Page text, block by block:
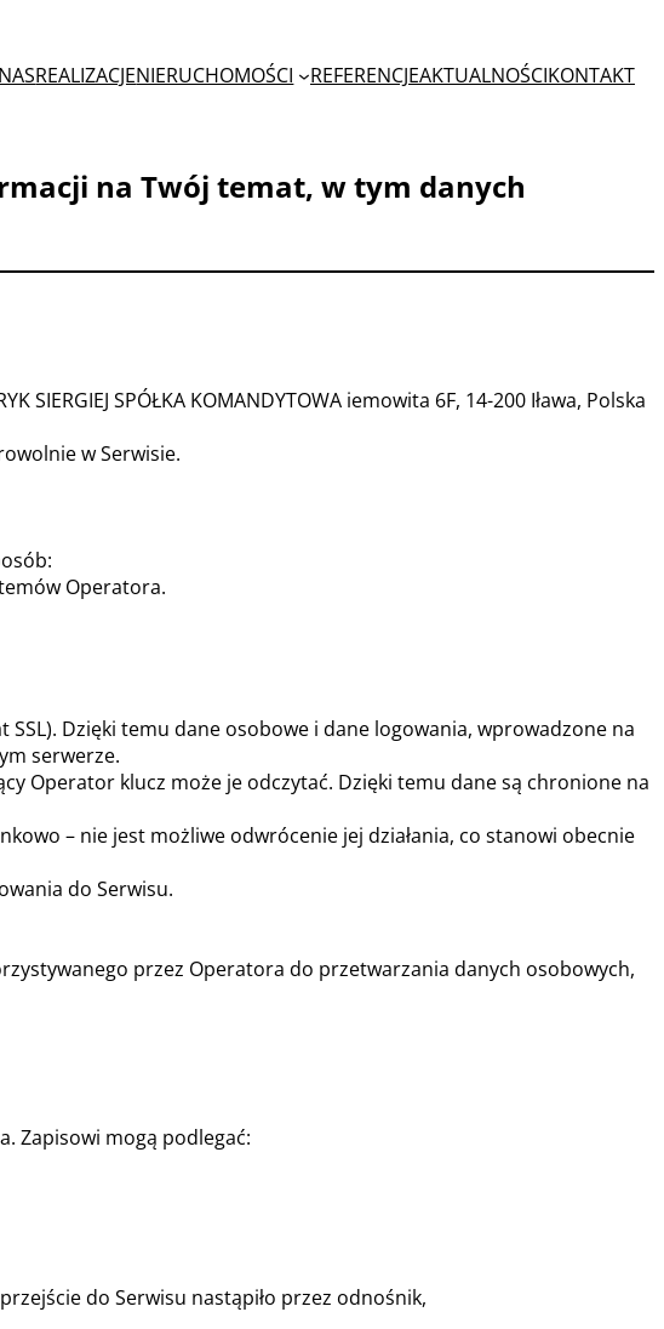
REALIZACJENIERUCHOMOŚCI REFERENCJEAKTUALNOŚCIKONTAKT
na Twój temat, w tym danych
SPÓŁKA KOMANDYTOWA iemowita 6F, 14-200 Iława, Polska
w Serwisie.
Operatora.
Dzięki temu dane osobowe i dane logowania, wprowadzone na
serwerze.
Operator klucz może je odczytać. Dzięki temu dane są chronione na
– nie jest możliwe odwrócenie jej działania, co stanowi obecnie
do Serwisu.
przez Operatora do przetwarzania danych osobowych,
Zapisowi mogą podlegać:
do Serwisu nastąpiło przez odnośnik,